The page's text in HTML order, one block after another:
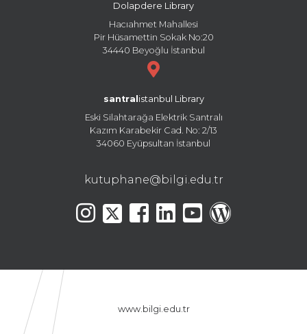
Dolapdere Library
Hacıahmet Mahallesi
Pir Hüsamettin Sokak No:20
34440 Beyoğlu İstanbul
santral istanbul Library
Eski Silahtarağa Elektrik Santralı
Kazım Karabekir Cad. No: 2/13
34060 Eyüpsultan İstanbul
kutuphane@bilgi.edu.tr
www.bilgi.edu.tr